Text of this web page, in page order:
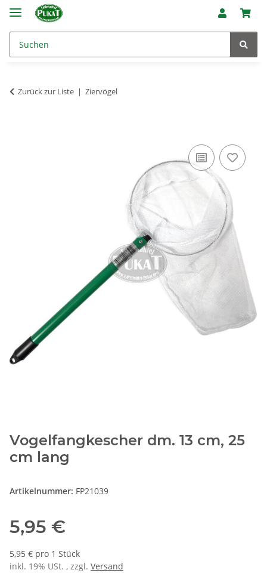
Zurück zur Liste Ziervögel
Vogelfangkescher dm. 13 cm, 25
cm lang
Artikelnummer: FP21039
5,95 €
5,95 € pro 1 Stück
inkl. 19% USt. , zzgl. Versand